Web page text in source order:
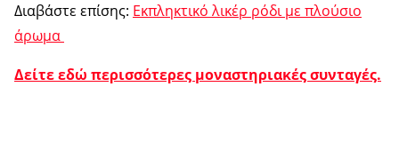
Διαβάστε επίσης: Εκπληκτικό λικέρ ρόδι με πλούσιο
άρωμα
Δείτε εδώ περισσότερες μοναστηριακές συνταγές.